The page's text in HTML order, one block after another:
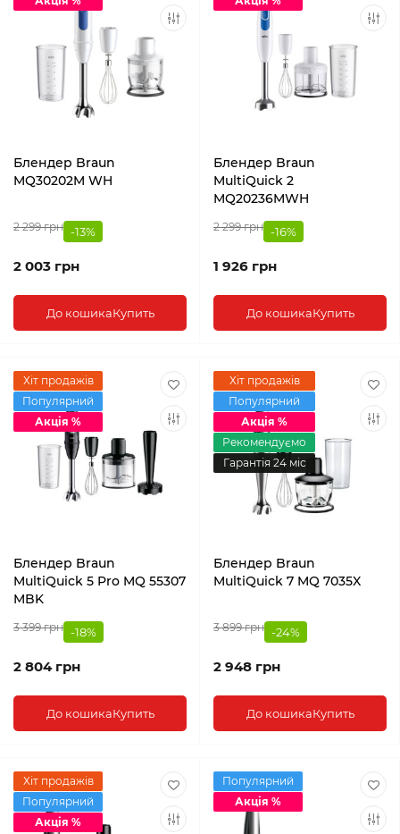
Блендер Braun
MQ30202M WH
2 299 грн -13%
2 003 грн
До кошикаКупить
Блендер Braun
MultiQuick 2
MQ20236MWH
2 299 грн -16%
1 926 грн
До кошикаКупить
Хіт продажів
Популярний
Акція %
Блендер Braun
MultiQuick 5 Pro MQ 55307
MBK
3 399 грн -18%
2 804 грн
До кошикаКупить
Хіт продажів
Популярний
Акція %
Рекомендуємо
Гарантія 24 міс
Блендер Braun
MultiQuick 7 MQ 7035X
3 899 грн -24%
2 948 грн
До кошикаКупить
Хіт продажів
Популярний
Акція %
Популярний
Акція %